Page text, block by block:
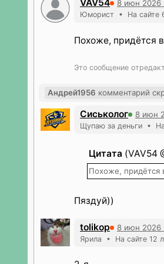
VAV54 8 июн 2026
Юморист • На сайте
Похоже, придётся
Это сообщение
Андрей1956 комментарий
Сиськолог
8 июн
Щупаю за деньги • На
Цитата (VAV54
Похоже, придётся
Пяздуй))
tolikop 8 июн 2026
Ярила • На сайте 12